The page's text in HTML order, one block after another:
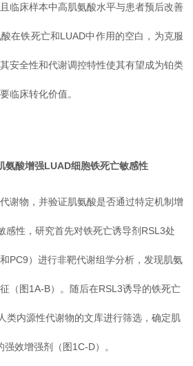
临床样本中高肌氨酸水平与患者预后改善
在铁死亡和LUAD中作用的空白，为克服
安全性和代谢调控特性使其有望成为铂类
临床转化价值。
氨酸增强LUAD细胞铁死亡敏感性
谢物，并验证肌氨酸是否通过特定机制增
感性，研究首先对铁死亡诱导剂RSL3处
PC9）进行非靶代谢组学分析，发现肌氨
（图1A-B）。随后在RSL3诱导的铁死亡
类内源性代谢物的文库进行筛选，确定肌
效增强剂（图1C-D）。